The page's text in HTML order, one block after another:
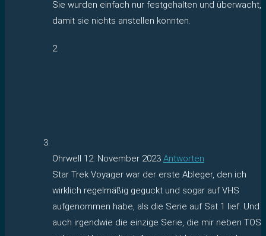
Sie wurden einfach nur festgehalten und überwacht,
damit sie nichts anstellen konnten.
2
Ohrwell 12. November 2023 Antworten
Star Trek Voyager war der erste Ableger, den ich
wirklich regelmäßig geguckt und sogar auf VHS
aufgenommen habe, als die Serie auf Sat 1 lief. Und
auch irgendwie die einzige Serie, die mir neben TOS